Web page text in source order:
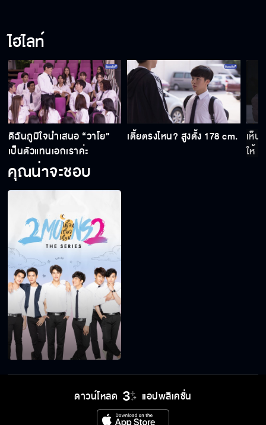
ไฮไลท์
ดิฉันภูมิใจนำเสนอ “วาโย”
เป็นตัวแทนเอกเราค่ะ
เตี้ยตรงไหน? สูงตั้ง 178 cm.
เห็น
ให้
คุณน่าจะชอบ
ดาวน์โหลด แอปพลิเคชั่น